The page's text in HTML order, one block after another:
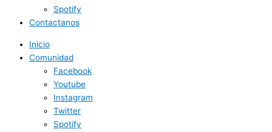
Spotify
Contactanos
Inicio
Comunidad
Facebook
Youtube
Instagram
Twitter
Spotify